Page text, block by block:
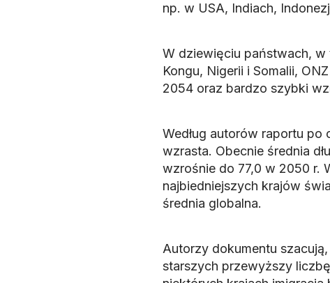
np. w USA, Indiach,
W dziewięciu państwach,
Kongu, Nigerii i Somalii,
2054 oraz bardzo szybki
Według autorów raportu po
wzrasta. Obecnie średnia
wzrośnie do 77,0 w 2050 r.
najbiedniejszych krajów
średnia globalna.
Autorzy dokumentu
starszych przewyższy